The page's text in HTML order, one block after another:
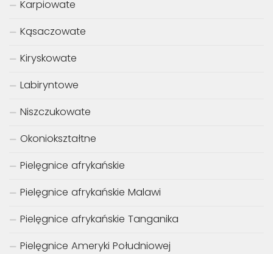
Karpiowate
Kąsaczowate
Kiryskowate
Labiryntowe
Niszczukowate
Okoniokształtne
Pielęgnice afrykańskie
Pielęgnice afrykańskie Malawi
Pielęgnice afrykańskie Tanganika
Pielęgnice Ameryki Południowej